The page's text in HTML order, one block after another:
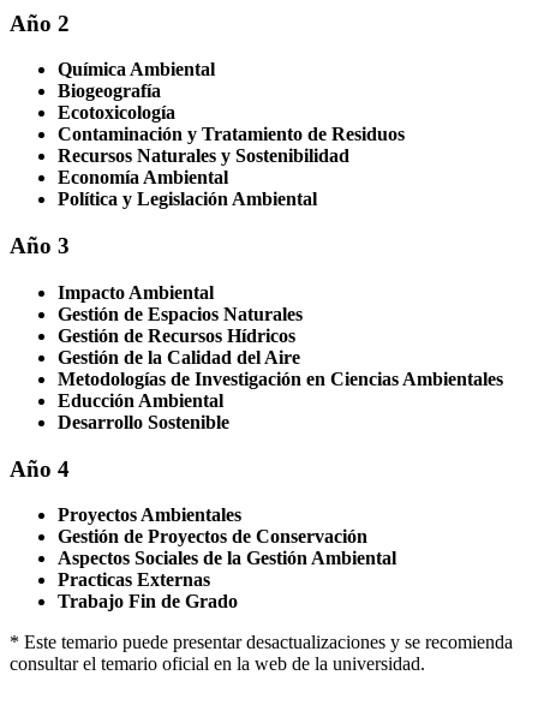
Año 2
Química Ambiental
Biogeografía
Ecotoxicología
Contaminación y Tratamiento de Residuos
Recursos Naturales y Sostenibilidad
Economía Ambiental
Política y Legislación Ambiental
Año 3
Impacto Ambiental
Gestión de Espacios Naturales
Gestión de Recursos Hídricos
Gestión de la Calidad del Aire
Metodologías de Investigación en Ciencias Ambientales
Educción Ambiental
Desarrollo Sostenible
Año 4
Proyectos Ambientales
Gestión de Proyectos de Conservación
Aspectos Sociales de la Gestión Ambiental
Practicas Externas
Trabajo Fin de Grado
* Este temario puede presentar desactualizaciones y se recomienda
consultar el temario oficial en la web de la universidad.